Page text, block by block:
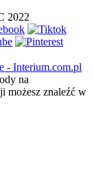
2022
na
możesz znaleźć w